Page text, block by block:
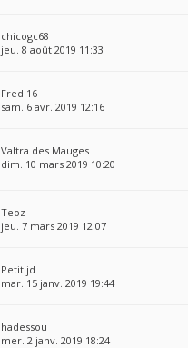
chicogc68
jeu. 8 août 2019 11:33
Fred 16
sam. 6 avr. 2019 12:16
Valtra des Mauges
dim. 10 mars 2019 10:20
Teoz
jeu. 7 mars 2019 12:07
Petit jd
mar. 15 janv. 2019 19:44
hadessou
mer. 2 janv. 2019 18:24